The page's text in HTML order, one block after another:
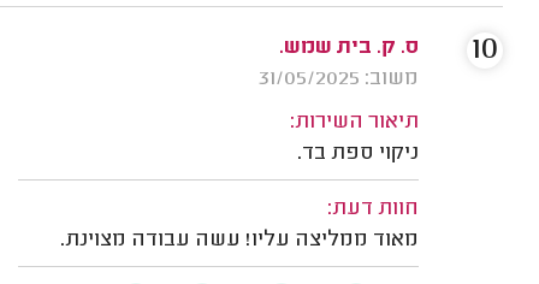
ס. ק. בית שמש.
משוב: 31/05/2025
תיאור השירות:
ניקוי ספת בד.
חוות דעת:
מאוד ממליצה עליו! עשה עבודה מצוינת.
10